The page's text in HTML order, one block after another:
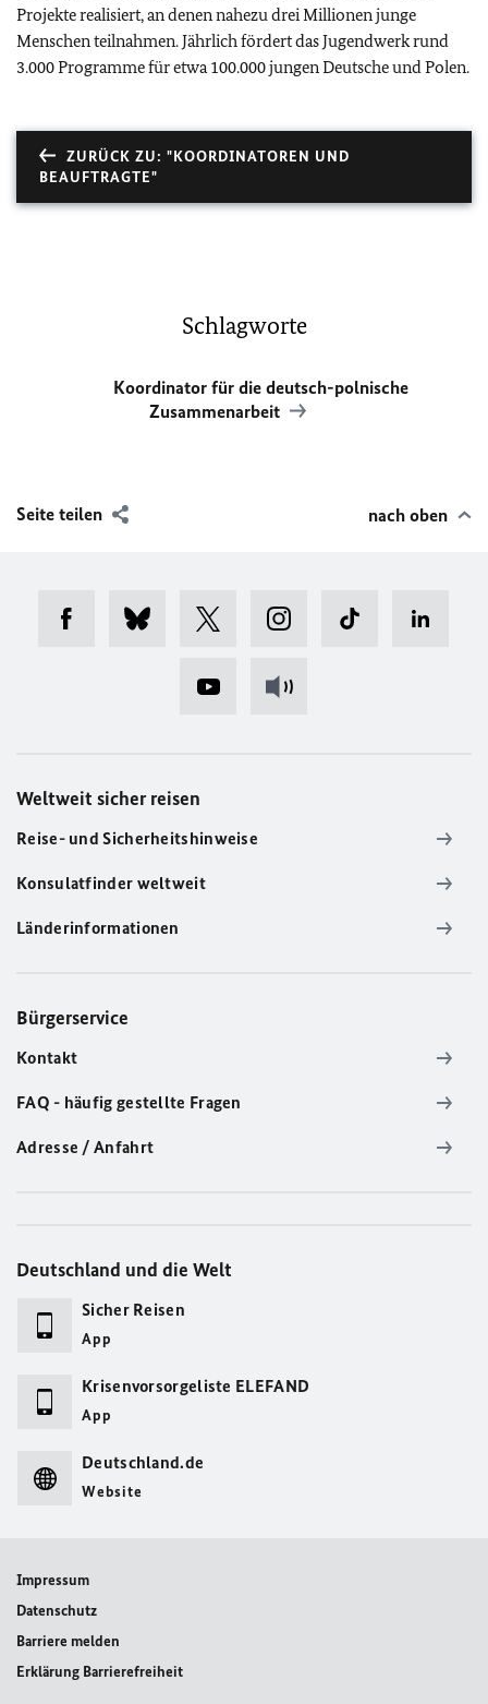
Projekte realisiert, an denen nahezu drei Millionen junge
Menschen teilnahmen. Jährlich fördert das Jugendwerk rund
3.000 Programme für etwa 100.000 jungen Deutsche und Polen.
ZURÜCK ZU: "KOORDINATOREN UND
BEAUFTRAGTE"
Schlagworte
Koordinator für die deutsch-polnische
Zusammenarbeit
Seite teilen nach oben
Weltweit sicher reisen
Reise- und Sicherheitshinweise
Konsulatfinder weltweit
Länderinformationen
Bürgerservice
Kontakt
FAQ - häufig gestellte Fragen
Adresse / Anfahrt
Deutschland und die Welt
Sicher Reisen
App
Krisenvorsorgeliste ELEFAND
App
Deutschland.de
Website
Impressum
Datenschutz
Barriere melden
Erklärung Barrierefreiheit